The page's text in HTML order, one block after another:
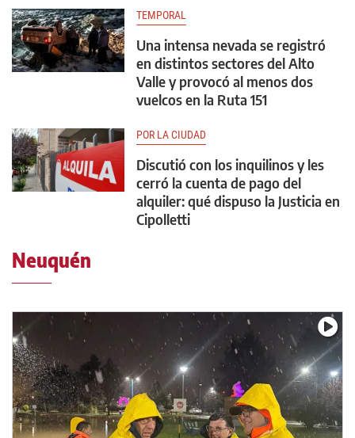
TEMPORAL
Una intensa nevada se registró
en distintos sectores del Alto
Valle y provocó al menos dos
vuelcos en la Ruta 151
POR LA CIUDAD
Discutió con los inquilinos y les
cerró la cuenta de pago del
alquiler: qué dispuso la Justicia en
Cipolletti
Neuquén